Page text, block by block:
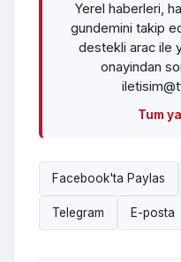
Yerel haberleri,
gundemini takip
destekli arac ile
onayindan
Tum
Facebook'ta Paylas
Telegram E-posta